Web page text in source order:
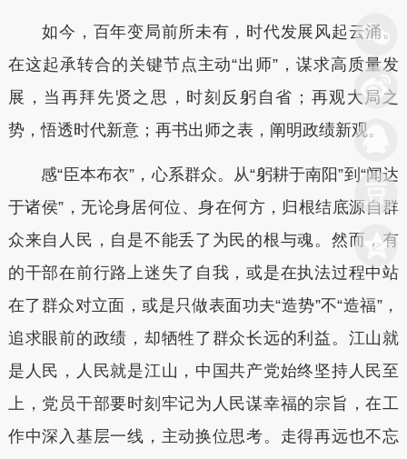
如今，百年变局前所未有，时代发展风起云涌。
在这起承转合的关键节点主动“出师”，谋求高质量发
展，当再拜先贤之思，时刻反躬自省；再观大局之
势，悟透时代新意；再书出师之表，阐明政绩新观。
感“臣本布衣”，心系群众。从“躬耕于南阳”到“闻达
于诸侯”，无论身居何位、身在何方，归根结底源自群
众来自人民，自是不能丢了为民的根与魂。然而，有
的干部在前行路上迷失了自我，或是在执法过程中站
在了群众对立面，或是只做表面功夫“造势”不“造福”，
追求眼前的政绩，却牺牲了群众长远的利益。江山就
是人民，人民就是江山，中国共产党始终坚持人民至
上，党员干部要时刻牢记为人民谋幸福的宗旨，在工
作中深入基层一线，主动换位思考。走得再远也不忘